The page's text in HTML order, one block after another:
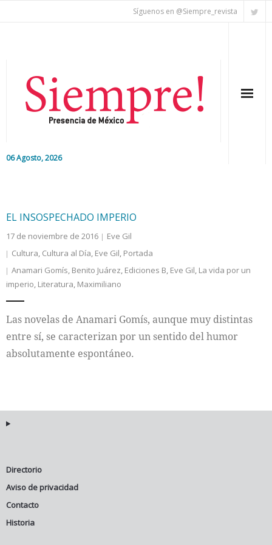
Síguenos en @Siempre_revista
06 Agosto, 2026
Nacional
Colaboradores
EL INSOSPECHADO IMPERIO
17 de noviembre de 2016
Eve Gil
Cultura, Cultura al Día, Eve Gil, Portada
Anamari Gomís, Benito Juárez, Ediciones B, Eve Gil, La vida por un
imperio, Literatura, Maximiliano
Las novelas de Anamari Gomís, aunque muy distintas
entre sí, se caracterizan por un sentido del humor
absolutamente espontáneo.
Directorio
Aviso de privacidad
Contacto
Historia